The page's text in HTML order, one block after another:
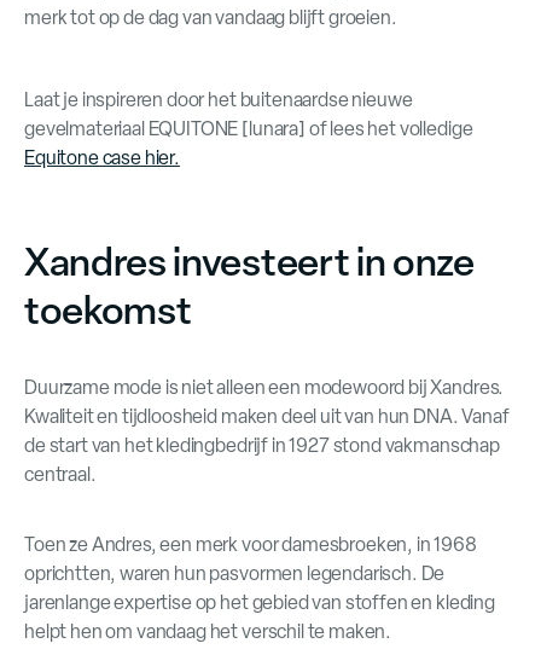
merk tot op de dag van vandaag blijft groeien.
Laat je inspireren door het buitenaardse nieuwe
gevelmateriaal EQUITONE [lunara] of lees het volledige
Equitone case hier.
Xandres investeert in onze
toekomst
Duurzame mode is niet alleen een modewoord bij Xandres.
Kwaliteit en tijdloosheid maken deel uit van hun DNA. Vanaf
de start van het kledingbedrijf in 1927 stond vakmanschap
centraal.
Toen ze Andres, een merk voor damesbroeken, in 1968
oprichtten, waren hun pasvormen legendarisch. De
jarenlange expertise op het gebied van stoffen en kleding
helpt hen om vandaag het verschil te maken.